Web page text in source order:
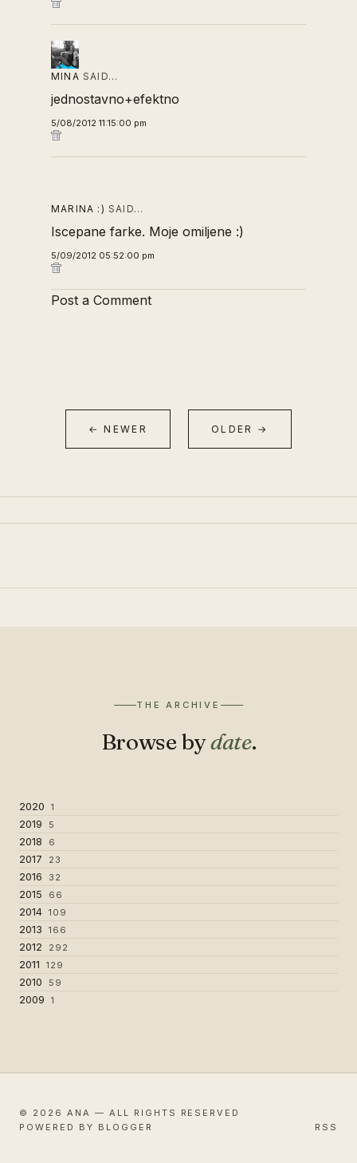
MINA SAID…
jednostavno+efektno
5/08/2012 11:15:00 pm
MARINA :) SAID…
Iscepane farke. Moje omiljene :)
5/09/2012 05:52:00 pm
Post a Comment
← NEWER OLDER →
THE ARCHIVE
Browse bydate.
2020 1
2019 5
2018 6
2017 23
2016 32
2015 66
2014 109
2013 166
2012 292
2011 129
2010 59
2009 1
© 2026 ANA — ALL RIGHTS RESERVED
POWERED BY BLOGGER
RSS